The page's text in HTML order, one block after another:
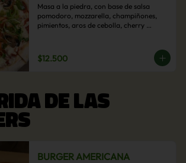
Masa a la piedra, con base de salsa
pomodoro, mozzarella, champiñones,
pimientos, aros de cebolla, cherry
$12.500
DE LAS
BURGER AMERICANA